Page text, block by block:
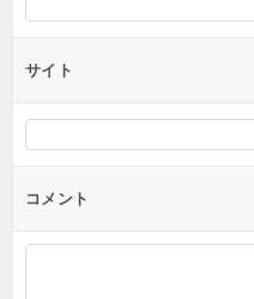
サイト
コメント